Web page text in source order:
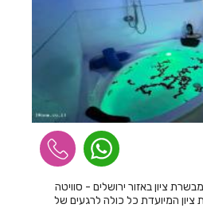
ציון באזור ירושלים - סוויטה
המיועדת כל כולה לרגעים של